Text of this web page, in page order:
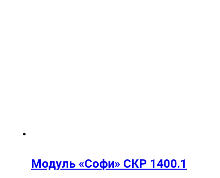
Модуль «Софи» СКР 1400.1